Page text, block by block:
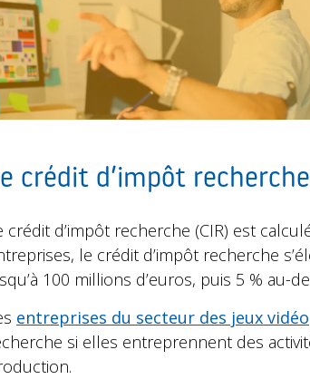
crédit d’impôt
crédit d’impôt recherche (CIR) est
le crédit d’impôt recherche
100 millions d’euros, puis 5 % au-
entreprises du secteur des jeux vidéo
si elles entreprennent des